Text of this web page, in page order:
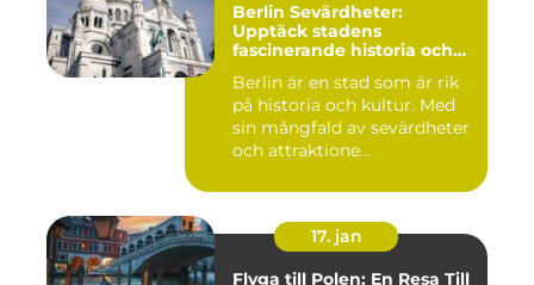
Berlin Sevärdheter:
Upptäck stadens
fascinerande historia och
Berlin är en stad som är rik
på historia och kultur. Med
sin mångfald av sevärdheter
och attraktione...
17. jan
Flyga till Polen: En Resa Till